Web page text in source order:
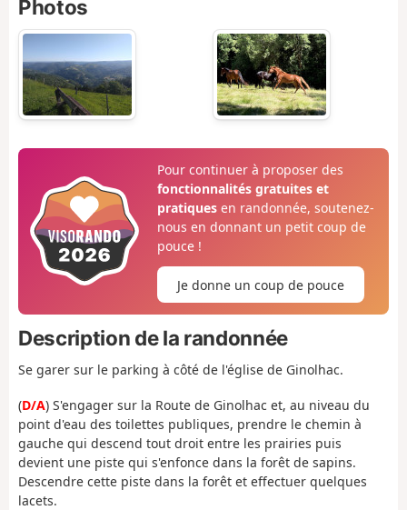
Photos
Pour continuer à proposer des
fonctionnalités gratuites et
pratiquesen randonnée, soutenez-
nous en donnant un petit coup de
pouce !
Je donne un coup de pouce
Description de la randonnée
Se garer sur le parking à côté de l'église de Ginolhac.
(D/A) S'engager sur la Route de Ginolhac et, au niveau du
point d'eau des toilettes publiques, prendre le chemin à
gauche qui descend tout droit entre les prairies puis
devient une piste qui s'enfonce dans la forêt de sapins.
Descendre cette piste dans la forêt et effectuer quelques
lacets.